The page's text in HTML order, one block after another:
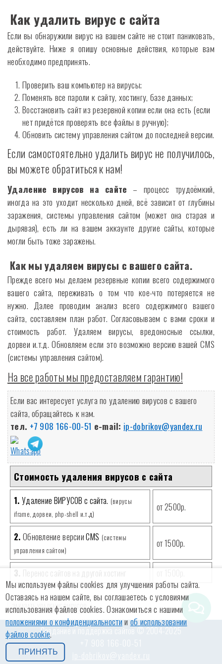
Как удалить вирус с сайта
Если вы обнаружили вирус на вашем сайте не стоит паниковать,
действуйте. Ниже я опишу основные действия, которые вам
необходимо предпринять.
Проверить ваш компьютер на вирусы;
Поменять все пароли к сайту, хостингу, базе данных;
Восстановить сайт из резервной копии если она есть (если
нет придётся проверять все файлы в ручную);
Обновить систему управления сайтом до последней версии.
Если самостоятельно удалить вирус не получилось,
вы можете обратиться к нам!
Удаление вирусов на сайте – процесс трудоёмкий,
иногда на это уходит несколько дней, всё зависит от глубины
заражения, системы управления сайтом (может она старая и
дырявая), есть ли на вашем аккаунте другие сайты, которые
могли быть тоже заражены.
Как мы удаляем вирусы с вашего сайта.
Прежде всего мы делаем резервные копии всего содержимого
вашего сайта, переживать о том что кое-что потеряется не
нужно. Далее проводим анализ всего содержимого вашего
сайта, составляем план работ. Согласовываем с вами сроки и
стоимость работ. Удаляем вирусы, вредоносные ссылки,
дорвеи и.т.д. Обновляем если это возможно версию вашей CMS
(системы управления сайтом).
На все работы мы предоставляем гарантию!
Если ваc интересует услуга по удалению вирусов с вашего
сайта, обращайтесь к нам.
тел. +7 908 166-00-51 e-mail: ip-dobrikov@yandex.ru
Стоимость удаления вирусов с сайта
1. Удаление ВИРУСОВ с сайта. (вирусы
iframe, дорвеи, php-shell и.т.д)
от 2500р.
2. Обновление версииCMS (системы
управления сайтом)
от 1500р.
3. Перенос сайтов на другой хостинг
ЗАКАЗАТЬ УДАЛЕНИЕ ВИРУСОВ
Создание и поддержка сайтов © 2004-2025
Мы используем файлы cookies для улучшения работы сайта.
Оставаясь на нашем сайте, вы соглашаетесь с условиями
использования файлов cookies. Ознакомиться с нашими
положениями о конфиденциальностииоб использовании
файлов cookie.
ПРИНЯТЬ